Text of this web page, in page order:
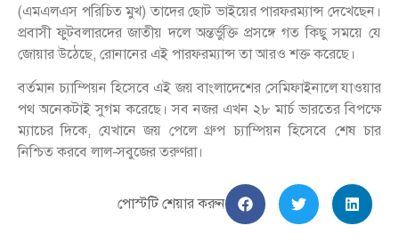
(এমএলএস পরিচিত মুখ) তাদের ছোট ভাইয়ের পারফরম্যান্স দেখেছেন।
প্রবাসী ফুটবলারদের জাতীয় দলে অন্তর্ভুক্তি প্রসঙ্গে গত কিছু সময়ে যে
জোয়ার উঠেছে, রোনানের এই পারফরম্যান্স তা আরও শক্ত করেছে।
বর্তমান চ্যাম্পিয়ন হিসেবে এই জয় বাংলাদেশের সেমিফাইনালে যাওয়ার
পথ অনেকটাই সুগম করেছে। সব নজর এখন ২৮ মার্চ ভারতের বিপক্ষে
ম্যাচের দিকে, যেখানে জয় পেলে গ্রুপ চ্যাম্পিয়ন হিসেবে শেষ চার
নিশ্চিত করবে লাল-সবুজের তরুণরা।
পোস্টটি শেয়ার করুন